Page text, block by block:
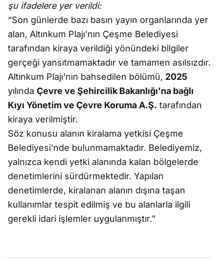
şu ifadelere yer verildi:
“Son günlerde bazı basın yayın organlarında yer
alan, Altınkum Plajı'nın Çeşme Belediyesi
tarafından kiraya verildiği yönündeki bilgiler
gerçeği yansıtmamaktadır ve tamamen asılsızdır.
Altınkum Plajı'nın bahsedilen bölümü, 2025
yılında Çevre ve Şehircilik Bakanlığı'na bağlı
Kıyı Yönetim ve Çevre Koruma A.Ş. tarafından
kiraya verilmiştir.
Söz konusu alanın kiralama yetkisi Çeşme
Belediyesi'nde bulunmamaktadır. Belediyemiz,
yalnızca kendi yetki alanında kalan bölgelerde
denetimlerini sürdürmektedir. Yapılan
denetimlerde, kiralanan alanın dışına taşan
kullanımlar tespit edilmiş ve bu alanlarla ilgili
gerekli idari işlemler uygulanmıştır.”